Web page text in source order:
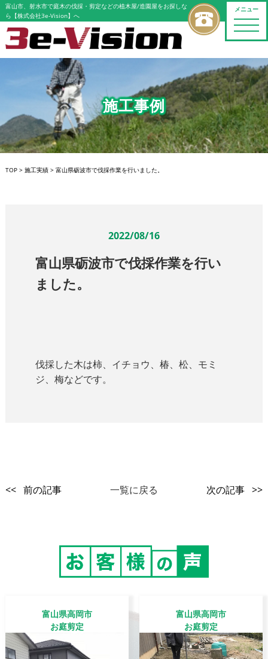
メニュー
toggle
富山市、射水市で庭木の伐採・剪定などの植木屋/造園屋をお探しな
ら【株式会社3e-Vision】へ
施工事例
TOP> 施工実績> 富山県砺波市で伐採作業を行いました。
2022/08/16
富山県砺波市で伐採作業を行い
ました。
伐採した木は柿、イチョウ、椿、松、モミ
ジ、梅などです。
<< 前の記事 一覧に戻る 次の記事 >>
富山県高岡市
お庭剪定
富山県高岡市
お庭剪定